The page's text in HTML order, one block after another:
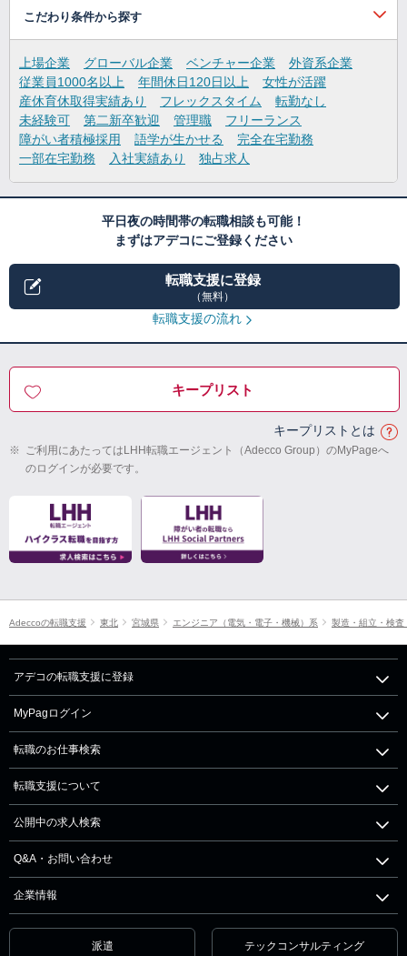
こだわり条件から探す
上場企業 グローバル企業 ベンチャー企業
外資系企業
従業員1000名以上
年間休日120日以上
女性が活躍
産休育休取得実績あり
フレックスタイム
転勤なし
未経験可
第二新卒歓迎 管理職
フリーランス
障がい者積極採用
語学が生かせる
完全在宅勤務
一部在宅勤務
入社実績あり 独占求人
平日夜の時間帯の転職相談も可能！
まずはアデコにご登録ください
転職支援に登録
（無料）
転職支援の流れ
キープリスト
キープリストとは
※ ご利用にあたってはLHH転職エージェント（Adecco Group）のMyPageへ
のログインが必要です。
Adeccoの転職支援 東北 宮城県 エンジニア（電気・電子・機械）系 製造・組立・検査
アデコの転職支援に登録
MyPagログイン
転職のお仕事検索
転職支援について
公開中の求人検索
Q&A・お問い合わせ
企業情報
派遣 テックコンサルティング